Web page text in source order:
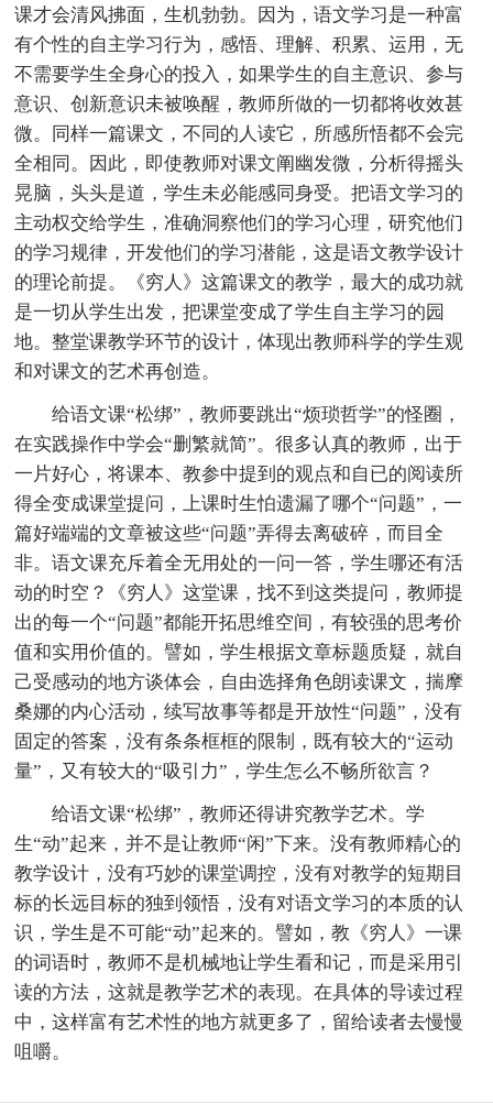
课才会清风拂面，生机勃勃。因为，语文学习是一种富
有个性的自主学习行为，感悟、理解、积累、运用，无
不需要学生全身心的投入，如果学生的自主意识、参与
意识、创新意识未被唤醒，教师所做的一切都将收效甚
微。同样一篇课文，不同的人读它，所感所悟都不会完
全相同。因此，即使教师对课文阐幽发微，分析得摇头
晃脑，头头是道，学生未必能感同身受。把语文学习的
主动权交给学生，准确洞察他们的学习心理，研究他们
的学习规律，开发他们的学习潜能，这是语文教学设计
的理论前提。《穷人》这篇课文的教学，最大的成功就
是一切从学生出发，把课堂变成了学生自主学习的园
地。整堂课教学环节的设计，体现出教师科学的学生观
和对课文的艺术再创造。
给语文课“松绑”，教师要跳出“烦琐哲学”的怪圈，
在实践操作中学会“删繁就简”。很多认真的教师，出于
一片好心，将课本、教参中提到的观点和自已的阅读所
得全变成课堂提问，上课时生怕遗漏了哪个“问题”，一
篇好端端的文章被这些“问题”弄得去离破碎，而目全
非。语文课充斥着全无用处的一问一答，学生哪还有活
动的时空？《穷人》这堂课，找不到这类提问，教师提
出的每一个“问题”都能开拓思维空间，有较强的思考价
值和实用价值的。譬如，学生根据文章标题质疑，就自
己受感动的地方谈体会，自由选择角色朗读课文，揣摩
桑娜的内心活动，续写故事等都是开放性“问题”，没有
固定的答案，没有条条框框的限制，既有较大的“运动
量”，又有较大的“吸引力”，学生怎么不畅所欲言？
给语文课“松绑”，教师还得讲究教学艺术。学
生“动”起来，并不是让教师“闲”下来。没有教师精心的
教学设计，没有巧妙的课堂调控，没有对教学的短期目
标的长远目标的独到领悟，没有对语文学习的本质的认
识，学生是不可能“动”起来的。譬如，教《穷人》一课
的词语时，教师不是机械地让学生看和记，而是采用引
读的方法，这就是教学艺术的表现。在具体的导读过程
中，这样富有艺术性的地方就更多了，留给读者去慢慢
咀嚼。